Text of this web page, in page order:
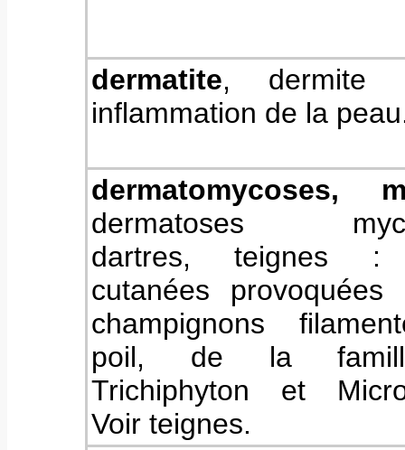
dermatite, dermite
inflammation de la
dermatomycoses,
dermatoses
dartres, teignes :
cutanées
champignons
poil, de la
Trichiphyton et
Voir teignes.